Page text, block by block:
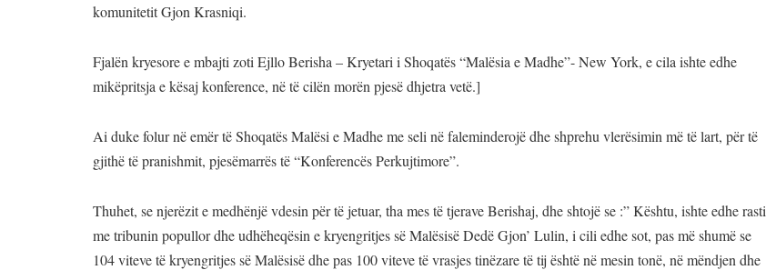
komunitetit Gjon Krasniqi.
Fjalën kryesore e mbajti zoti Ejllo Berisha – Kryetari i Shoqatës “Malësia e Madhe”- New York, e cila ishte edhe
mikëpritsja e kësaj konference, në të cilën morën pjesë dhjetra vetë.]
Ai duke folur në emër të Shoqatës Malësi e Madhe me seli në faleminderojë dhe shprehu vlerësimin më të lart, për të
gjithë të pranishmit, pjesëmarrës të “Konferencës Perkujtimore”.
Thuhet, se njerëzit e medhënjë vdesin për të jetuar, tha mes të tjerave Berishaj, dhe shtojë se :” Kështu, ishte edhe rasti
me tribunin popullor dhe udhëheqësin e kryengritjes së Malësisë Dedë Gjon’ Lulin, i cili edhe sot, pas më shumë se
104 viteve të kryengritjes së Malësisë dhe pas 100 viteve të vrasjes tinëzare të tij është në mesin tonë, në mëndjen dhe